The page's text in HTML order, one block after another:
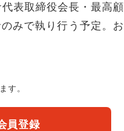
表取締役会長・最高顧
みで執り行う予定。お
す。
員登録